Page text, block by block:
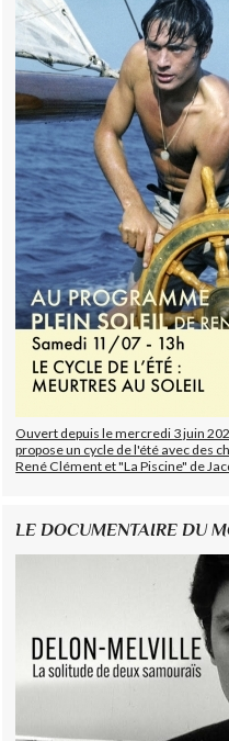
Ouvert depuis le mercredi 3 juin
propose un cycle de l'été avec des
René Clément et "La Piscine" de
LE DOCUMENTAIRE DU